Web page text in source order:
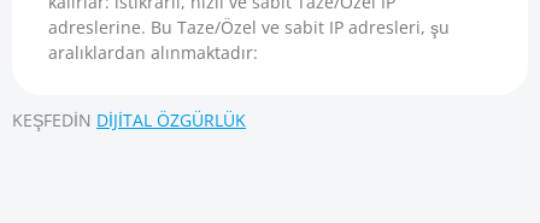
adreslerine. Bu Taze/Özel ve sabit IP adresleri, şu
aralıklardan alınmaktadır:
KEŞFEDIN DIJITAL ÖZGÜRLÜK